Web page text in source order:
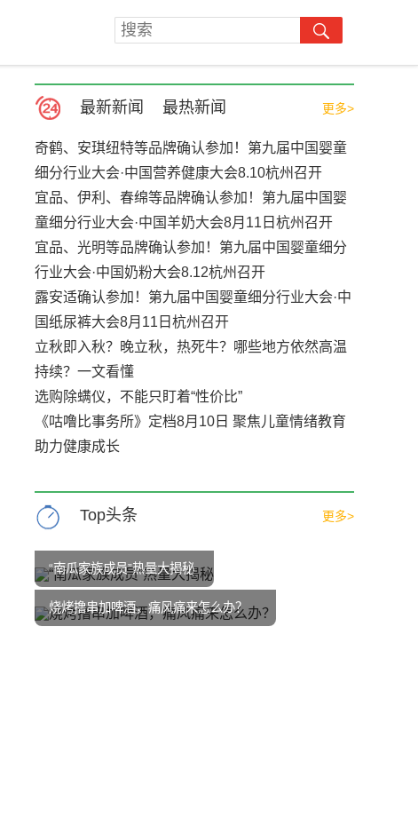
最新新闻 最热新闻 更多>
奇鹤、安琪纽特等品牌确认参加！第九届中国婴童
细分行业大会·中国营养健康大会8.10杭州召开
宜品、伊利、春绵等品牌确认参加！第九届中国婴
童细分行业大会·中国羊奶大会8月11日杭州召开
宜品、光明等品牌确认参加！第九届中国婴童细分
行业大会·中国奶粉大会8.12杭州召开
露安适确认参加！第九届中国婴童细分行业大会·中
国纸尿裤大会8月11日杭州召开
立秋即入秋？晚立秋，热死牛？哪些地方依然高温
持续？一文看懂
选购除螨仪，不能只盯着“性价比”
《咕噜比事务所》定档8月10日 聚焦儿童情绪教育
助力健康成长
Top头条 更多>
“南瓜家族成员”热量大揭秘
烧烤撸串加啤酒，痛风痛来怎么办？